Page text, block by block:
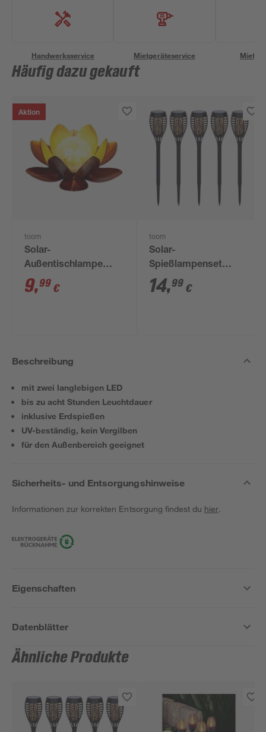
Handwerksservice Mietgeräteservice
Häufig dazu gekauft
Aktion
toom
Solar-
Außentischlampe
warmweiß IP 44 Ø 27
x 11,5 cm
9,99 €
toom
Solar-
Spießlampenset
warmweiß IP 44 7,5 x
43 cm 5 Stück
14,99 €
Beschreibung
mit zwei langlebigen LED
bis zu acht Stunden Leuchtdauer
inklusive Erdspießen
UV-beständig, kein Vergilben
für den Außenbereich geeignet
Sicherheits- und Entsorgungshinweise
Informationen zur korrekten Entsorgung findest du hier.
Eigenschaften
Datenblätter
Ähnliche Produkte